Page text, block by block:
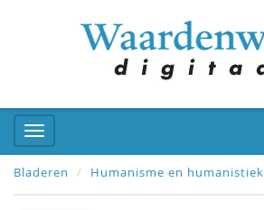
Bladeren Humanisme en humanistiek